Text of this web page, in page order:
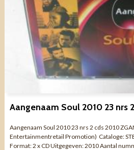
Aangenaam Soul 2010 23 nrs
Aangenaam Soul 2010 23 nrs 2 cds 2010
Entertainmentretail Promotion) ‎ Cataloge:
Format: 2 x CD Uitgegeven: 2010 Aantal